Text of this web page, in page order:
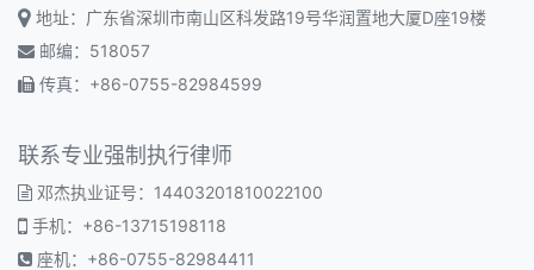
地址：广东省深圳市南山区科发路19号华润置地大厦D座19楼
邮编：518057
传真：+86-0755-82984599
联系专业强制执行律师
邓杰执业证号：14403201810022100
手机：+86-13715198118
座机：+86-0755-82984411